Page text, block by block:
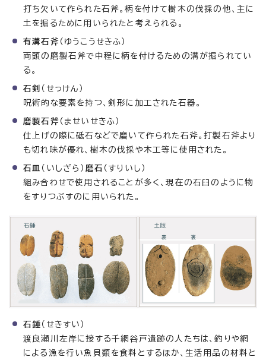
打ち欠いて作られた石斧。柄を付けて樹木の伐採の他、主に
土を掘るために用いられたと考えられる。
有溝石斧 （ゆうこうせきふ）
両頭の磨製石斧で中程に柄を付けるための溝が掘られてい
る。
石剣 （せっけん）
呪術的な要素を持つ、剣形に加工された石器。
磨製石斧 （ませいせきふ）
仕上げの際に砥石などで磨いて作られた石斧。打製石斧より
も切れ味が優れ、樹木の伐採や木工等に使用された。
石皿 （いしざら） 磨石 （すりいし）
組み合わせで使用されることが多く、現在の石臼のように物
をすりつぶすのに用いられた。
石錘 （せきすい）
渡良瀬川左岸に接する千網谷戸遺跡の人たちは、釣りや網
による漁を行い魚貝類を食料とするほか、生活用品の材料と